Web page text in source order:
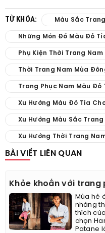
TỪ KHÓA: Màu Sắc
Những Món Đồ Màu Đỏ
Phụ Kiện Thời Trang
Thời Trang Nam Mùa
Trang Phục Nam Màu Đỏ
Xu Hướng Màu Đỏ Tía
Xu Hướng Màu Sắc
Xu Hướng Thời Trang
BÀI VIẾT LIÊN QUAN
Khỏe khoắn với trang
Mùa hè
nhàng
thích
chọn
Patane